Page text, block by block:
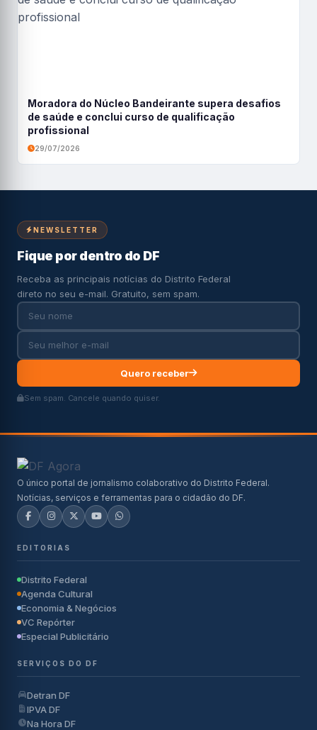
Moradora do Núcleo Bandeirante supera desafios
de saúde e conclui curso de qualificação
profissional
29/07/2026
NEWSLETTER
Fique por dentro do DF
Receba as principais notícias do Distrito Federal
direto no seu e-mail. Gratuito, sem spam.
Quero receber
Sem spam. Cancele quando quiser.
O único portal de jornalismo colaborativo do Distrito Federal.
Notícias, serviços e ferramentas para o cidadão do DF.
EDITORIAS
Distrito Federal
Agenda Cultural
Economia & Negócios
VC Repórter
Especial Publicitário
SERVIÇOS DO DF
Detran DF
IPVA DF
Na Hora DF